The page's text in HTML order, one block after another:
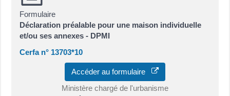
Formulaire
Déclaration préalable pour une maison individuelle
et/ou ses annexes - DPMI
Cerfa n° 13703*10
Accéder au formulaire
Ministère chargé de l'urbanisme